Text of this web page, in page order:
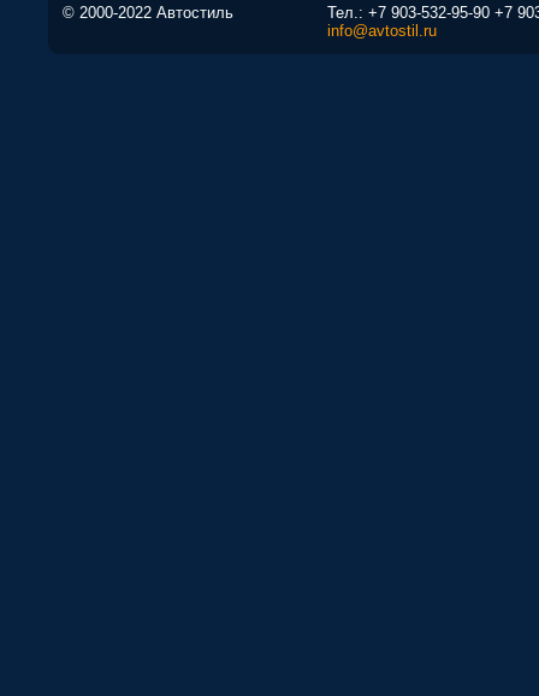
© 2000-2022 Автостиль Тел.: +7 903-532-95-90 +7
info@avtostil.ru